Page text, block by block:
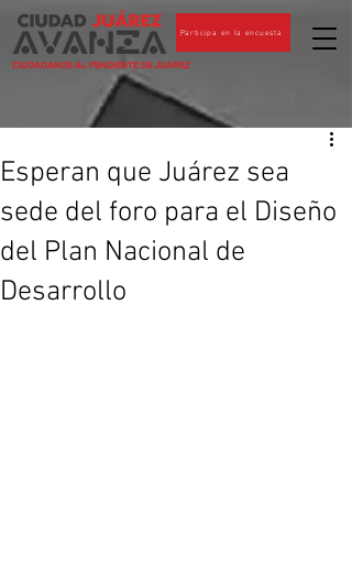
CIUDADANOS AL PENDIENTE DE JUÁREZ
Participa en la encuesta
Esperan que Juárez sea
sede del foro para el Diseño
del Plan Nacional de
Desarrollo